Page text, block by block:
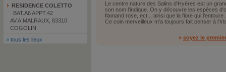
RESIDENCE COLETTO
BAT.A6 APPT.42
AV.A.MALRAUX, 83310
COGOLIN
» tous les lieux
Le centre nature des Salins d'Hyères est un
son nom l'indique. On y découvre les espèces
flamand rose, ect... ainsi que la flore qui l'entoure.
Ce coin merveilleux m'a toujours fait penser à
» soyez le